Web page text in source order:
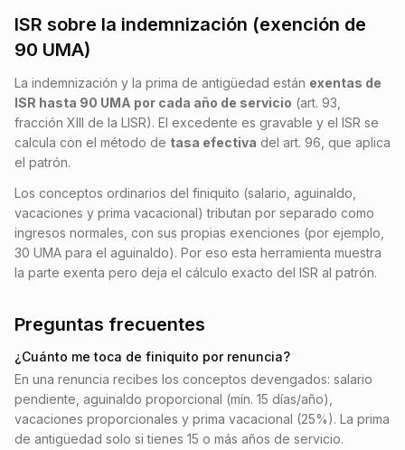
ISR sobre la indemnización (exención de
90 UMA)
La indemnización y la prima de antigüedad están exentas de
ISR hasta 90 UMA por cada año de servicio (art. 93,
fracción XIII de la LISR). El excedente es gravable y el ISR se
calcula con el método de tasa efectiva del art. 96, que aplica
el patrón.
Los conceptos ordinarios del finiquito (salario, aguinaldo,
vacaciones y prima vacacional) tributan por separado como
ingresos normales, con sus propias exenciones (por ejemplo,
30 UMA para el aguinaldo). Por eso esta herramienta muestra
la parte exenta pero deja el cálculo exacto del ISR al patrón.
Preguntas frecuentes
¿Cuánto me toca de finiquito por renuncia?
En una renuncia recibes los conceptos devengados: salario
pendiente, aguinaldo proporcional (mín. 15 días/año),
vacaciones proporcionales y prima vacacional (25%). La prima
de antigüedad solo si tienes 15 o más años de servicio.